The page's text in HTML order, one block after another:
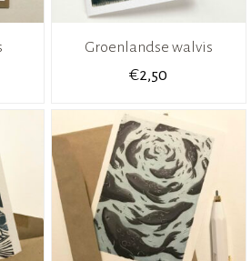
Groenlandse walvis
€2,50